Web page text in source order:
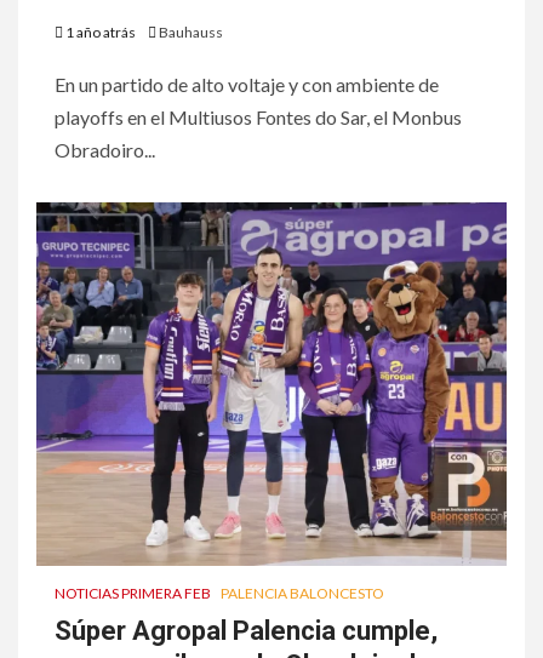
1 año atrás Bauhauss
En un partido de alto voltaje y con ambiente de
playoffs en el Multiusos Fontes do Sar, el Monbus
Obradoiro...
NOTICIAS PRIMERA FEB PALENCIA BALONCESTO
Súper Agropal Palencia cumple,